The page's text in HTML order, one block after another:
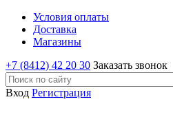
Условия оплаты
Доставка
Магазины
+7 (8412) 42 20 30 Заказать звонок
Вход Регистрация